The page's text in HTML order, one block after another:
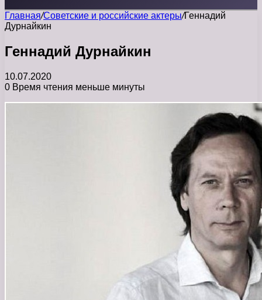
Главная/Советские и российские актеры/Геннадий
Дурнайкин
Геннадий Дурнайкин
10.07.2020
0 Время чтения меньше минуты